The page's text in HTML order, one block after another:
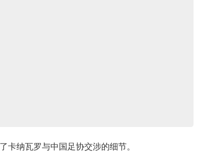
纳瓦罗与中国足协交涉的细节。